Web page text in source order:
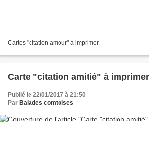
Cartes "citation amour" à imprimer
Carte "citation amitié" à imprimer
Publié le 22/01/2017 à 21:50
Par Balades comtoises